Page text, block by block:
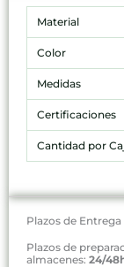
Material
Color
Medidas
Certificaciones
Cantidad por
Plazos de Entrega
Plazos de
almacenes: 24/